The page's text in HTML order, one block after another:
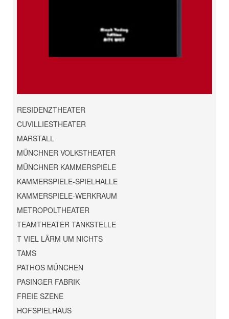
RESIDENZTHEATER
CUVILLIESTHEATER
MARSTALL
MÜNCHNER VOLKSTHEATER
MÜNCHNER KAMMERSPIELE
KAMMERSPIELE-SPIELHALLE
KAMMERSPIELE-WERKRAUM
METROPOLTHEATER
TEAMTHEATER TANKSTELLE
T VIEL LÄRM UM NICHTS
TAMS
PATHOS MÜNCHEN
PASINGER FABRIK
FREIE SZENE
HOFSPIELHAUS